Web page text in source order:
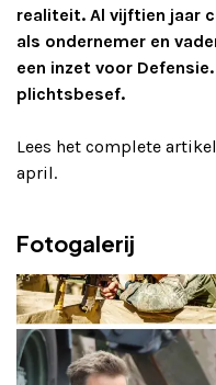
realiteit. Al vijftien jaar
als ondernemer en
een inzet voor
plichtsbesef.
Lees het complete
april.
Fotogalerij